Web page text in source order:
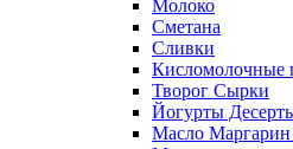
Молоко
Сметана
Сливки
Кисломолочные
Творог Сырки
Йогурты
Масло